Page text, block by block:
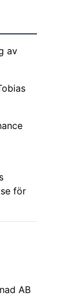
av
för
AB